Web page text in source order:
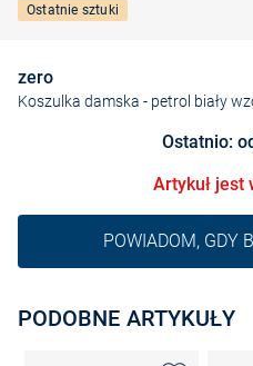
Ostatnie sztuki
zero
Koszulka damska - petrol biały
Ostatnio:
Artykuł jest
POWIADOM, GDY
PODOBNE ARTYKUŁY